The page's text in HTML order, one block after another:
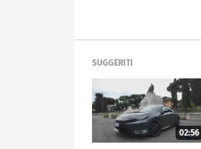
SUGGERITI
02:56